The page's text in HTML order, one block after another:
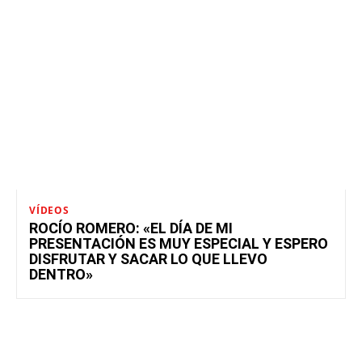
VÍDEOS
ROCÍO ROMERO: «EL DÍA DE MI
PRESENTACIÓN ES MUY ESPECIAL Y ESPERO
DISFRUTAR Y SACAR LO QUE LLEVO
DENTRO»